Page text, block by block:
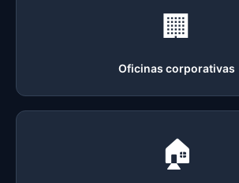
🏢
Oficinas corporativas
🏠